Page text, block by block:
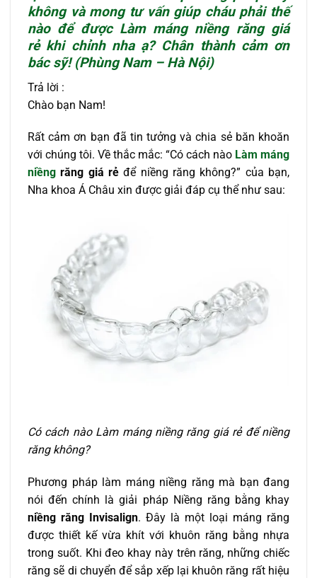
không và mong tư vấn giúp cháu phải thế
nào để được Làm máng niềng răng giá
rẻ khi chỉnh nha ạ? Chân thành cảm ơn
bác sỹ! (Phùng Nam – Hà Nội)
Trả lời :
Chào bạn Nam!
Rất cảm ơn bạn đã tin tưởng và chia sẻ băn khoăn
với chúng tôi. Về thắc mắc: “Có cách nào Làm máng
niềng răng giá rẻđể niềng răng không?” của bạn,
Nha khoa Á Châu xin được giải đáp cụ thể như sau:
Có cách nào Làm máng niềng răng giá rẻ để niềng
răng không?
Phương pháp làm máng niềng răng mà bạn đang
nói đến chính là giải pháp Niềng răng bằng khay
niềng răng Invisalign. Đây là một loại máng răng
được thiết kế vừa khít với khuôn răng bằng nhựa
trong suốt. Khi đeo khay này trên răng, những chiếc
răng sẽ di chuyển để sắp xếp lại khuôn răng rất hiệu